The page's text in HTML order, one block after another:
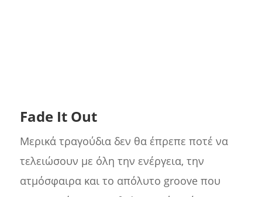
Fade It Out
Μερικά τραγούδια δεν θα έπρεπε ποτέ να
τελειώσουν με όλη την ενέργεια, την
ατμόσφαιρα και το απόλυτο groove που